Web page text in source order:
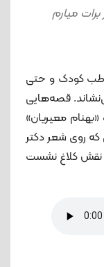
میارم
کودک و حتی
قصه‌هایی
معیریان»
روی شعر دکتر
نقش کلاغ نشست